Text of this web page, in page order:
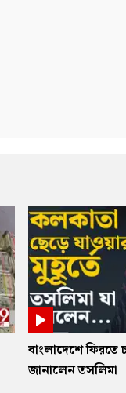
বাংলাদেশে ফিরতে
জানালেন তসলিমা